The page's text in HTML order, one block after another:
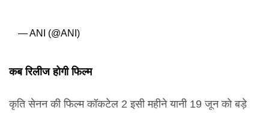
— ANI (@ANI)
कब रिलीज होगी फिल्म
कृति सेनन की फिल्म कॉकटेल 2 इसी महीने यानी 19 जून को बड़े